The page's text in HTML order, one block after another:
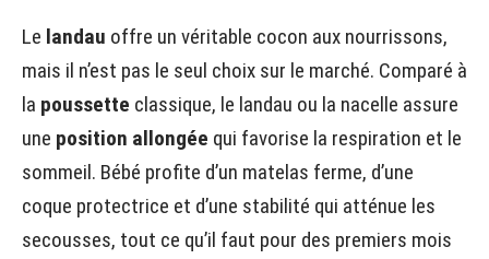
Le landau offre un véritable cocon aux nourrissons,
mais il n’est pas le seul choix sur le marché. Comparé à
la poussette classique, le landau ou la nacelle assure
une position allongée qui favorise la respiration et le
sommeil. Bébé profite d’un matelas ferme, d’une
coque protectrice et d’une stabilité qui atténue les
secousses, tout ce qu’il faut pour des premiers mois